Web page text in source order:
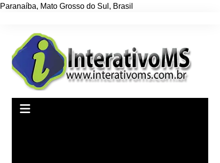
Paranaíba, Mato Grosso do Sul , Brasil
conteúdo